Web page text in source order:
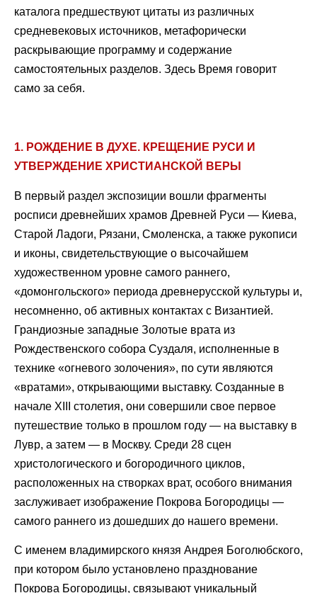
каталога предшествуют цитаты из различных
средневековых источников, метафорически
раскрывающие программу и содержание
самостоятельных разделов. Здесь Время говорит
само за себя.
1. РОЖДЕНИЕ В ДУХЕ. КРЕЩЕНИЕ РУСИ И
УТВЕРЖДЕНИЕ ХРИСТИАНСКОЙ ВЕРЫ
В первый раздел экспозиции вошли фрагменты
росписи древнейших храмов Древней Руси — Киева,
Старой Ладоги, Рязани, Смоленска, а также рукописи
и иконы, свидетельствующие о высочайшем
художественном уровне самого раннего,
«домонгольского» периода древнерусской культуры и,
несомненно, об активных контактах с Византией.
Грандиозные западные Золотые врата из
Рождественского собора Суздаля, исполненные в
технике «огневого золочения», по сути являются
«вратами», открывающими выставку. Созданные в
начале XIII столетия, они совершили свое первое
путешествие только в прошлом году — на выставку в
Лувр, а затем — в Москву. Среди 28 сцен
христологического и богородичного циклов,
расположенных на створках врат, особого внимания
заслуживает изображение Покрова Богородицы —
самого раннего из дошедших до нашего времени.
С именем владимирского князя Андрея Боголюбского,
при котором было установлено празднование
Покрова Богородицы, связывают уникальный